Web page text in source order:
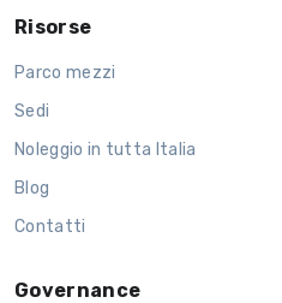
Risorse
Parco mezzi
Sedi
Noleggio in tutta Italia
Blog
Contatti
Governance